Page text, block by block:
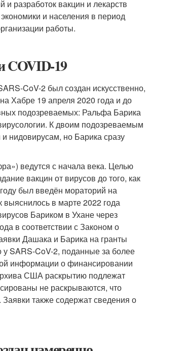
разработок вакцин и лекарств
и населения в период
работы.
COVID-19
CoV-2 был создан искусственно,
Хабре 19 апреля 2020 года и до
подозреваемых: Ральфа Барика
К двоим подозреваемым
нидовирусам, но Барика сразу
ведутся с начала века. Целью
вакцин от вирусов до того, как
был введён мораторий на
в марте 2022 года
Бариком в Ухане через
в соответствии с Законом о
Дашака и Барика на гранты
SARS-CoV-2, поданные за более
информации о финансировании
США раскрытию подлежат
не раскрываются, что
также содержат сведения о